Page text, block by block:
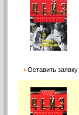
Оставить заявку